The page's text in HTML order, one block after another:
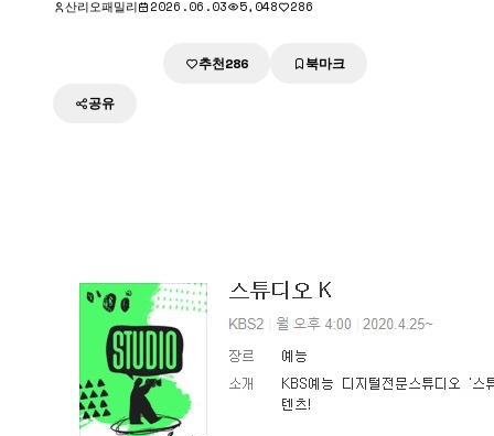
산리오패밀리 2026.06.03 5,048 286
추천286 북마크
공유